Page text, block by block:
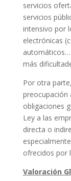
servicios
servicios
intensivo por
electrónicas
más
Por otra
preocupación
obligaciones
Ley a las
directa o
ofrecidos por
Valoración